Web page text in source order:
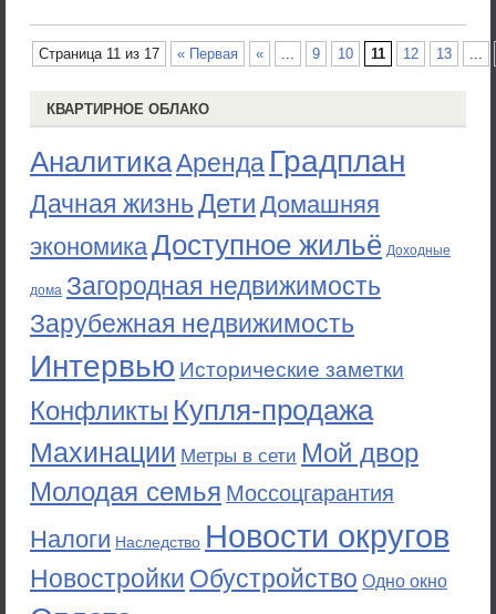
Страница 11 из 17 « Первая « ... 9 10 11 12 13 ...
КВАРТИРНОЕ ОБЛАКО
АналитикаАренда Градплан
Дачная жизньДети Домашняя
экономикаДоступное жильё Доходные
дома Загородная недвижимость
Зарубежная недвижимость
Интервью Исторические заметки
Конфликты Купля-продажа
Махинации Метры в сети Мой двор
Молодая семья Моссоцгарантия
Налоги Наследство Новости округов
Новостройки Обустройство Одно окно